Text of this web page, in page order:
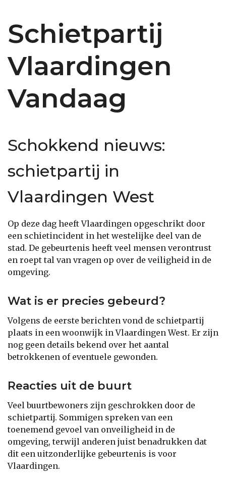
Schietpartij
Vlaardingen
Vandaag
Schokkend nieuws:
schietpartij in
Vlaardingen West
Op deze dag heeft Vlaardingen opgeschrikt door
een schietincident in het westelijke deel van de
stad. De gebeurtenis heeft veel mensen verontrust
en roept tal van vragen op over de veiligheid in de
omgeving.
Wat is er precies gebeurd?
Volgens de eerste berichten vond de schietpartij
plaats in een woonwijk in Vlaardingen West. Er zijn
nog geen details bekend over het aantal
betrokkenen of eventuele gewonden.
Reacties uit de buurt
Veel buurtbewoners zijn geschrokken door de
schietpartij. Sommigen spreken van een
toenemend gevoel van onveiligheid in de
omgeving, terwijl anderen juist benadrukken dat
dit een uitzonderlijke gebeurtenis is voor
Vlaardingen.